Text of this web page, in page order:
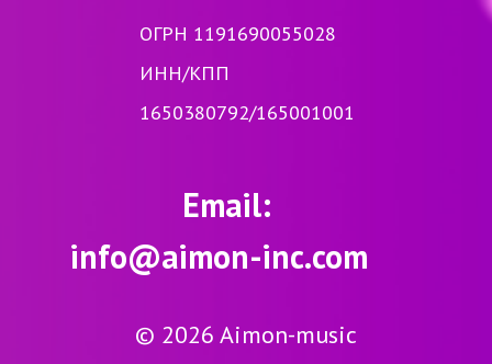
© 2026 Aimon-music
ОГРН 1191690055028
ИНН/КПП
1650380792/165001001
info@aimon-inc.com
Email: